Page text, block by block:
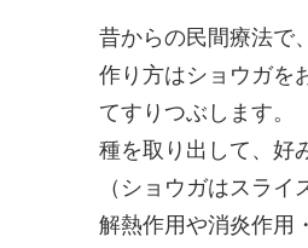
昔からの民間療法で
作り方はショウガを
てすりつぶします。
種を取り出して、好
（ショウガはスライ
解熱作用や消炎作用